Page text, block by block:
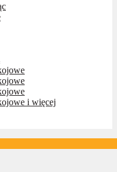
i więcej